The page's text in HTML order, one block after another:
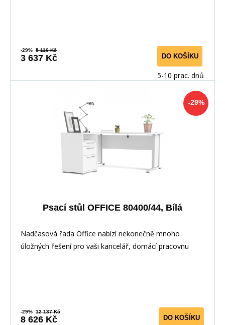
-29% 5 116 Kč
3 637 Kč DO KOŠÍKU
5-10 prac. dnů
-29%
Psací stůl OFFICE 80400/44, Bílá
Nadčasová řada Office nabízí nekonečně mnoho
úložných řešení pro vaši kancelář, domácí pracovnu
-29% 12 137 Kč
8 626 Kč DO KOŠÍKU